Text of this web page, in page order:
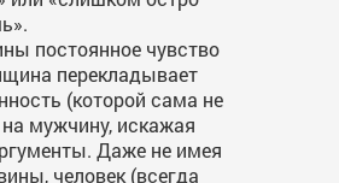
постоянное чувство
перекладывает
(которой сама не
мужчину, искажая
Даже не имея
человек (всегда